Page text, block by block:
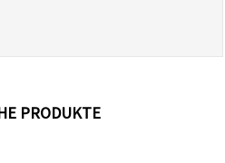
PRODUKTE